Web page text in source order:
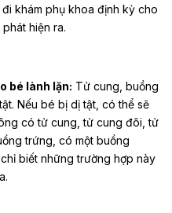
khám phụ khoa định kỳ cho
hiện ra.
bé lành lặn: Tử cung, buồng
Nếu bé bị dị tật, có thể sẽ
có tử cung, tử cung đôi, tử
trứng, có một buồng
biết những trường hợp này